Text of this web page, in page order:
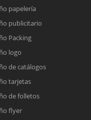
papelería
publicitario
Packing
logo
de catálogos
tarjetas
de folletos
flyer